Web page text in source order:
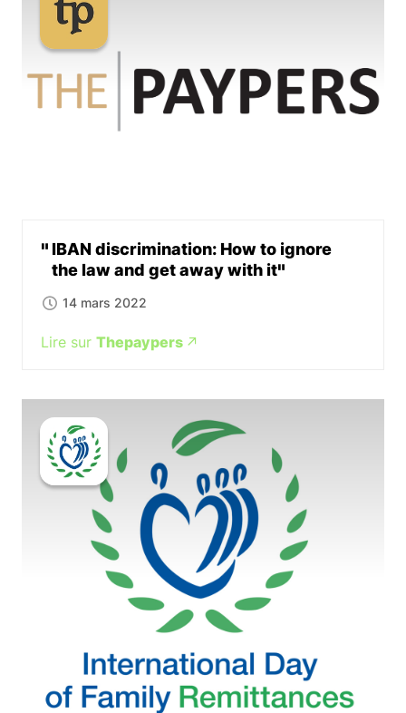
IBAN discrimination: How to ignore
the law and get away with it
14 mars 2022
Lire sur Thepaypers